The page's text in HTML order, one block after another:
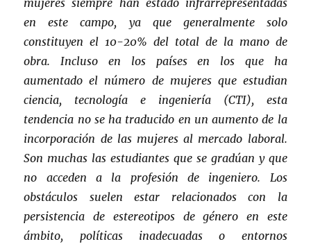
mujeres siempre han estado infrarrepresentadas
en este campo, ya que generalmente solo
constituyen el 10-20% del total de la mano de
obra. Incluso en los países en los que ha
aumentado el número de mujeres que estudian
ciencia, tecnología e ingeniería (CTI), esta
tendencia no se ha traducido en un aumento de la
incorporación de las mujeres al mercado laboral.
Son muchas las estudiantes que se gradúan y que
no acceden a la profesión de ingeniero. Los
obstáculos suelen estar relacionados con la
persistencia de estereotipos de género en este
ámbito, políticas inadecuadas o entornos